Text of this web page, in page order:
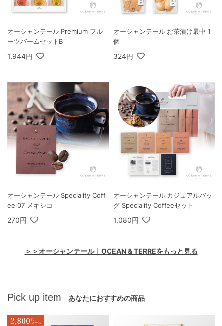
オーシャンテール Premium フル
ーツバームセットB
1,944円
オーシャンテール お茶漬け最中 1
個
324円
オーシャンテール Speciality Coff
ee 07 メキシコ
270円
オーシャンテール カジュアルバッ
グ Speciality Coffeeセット
1,080円
＞＞オーシャンテール｜OCEAN & TERREをもっと見る
Pick up item あなたにおすすめの商品